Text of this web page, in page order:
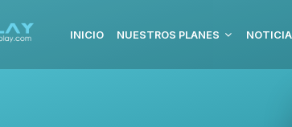
INICIO NUESTROS PLANES